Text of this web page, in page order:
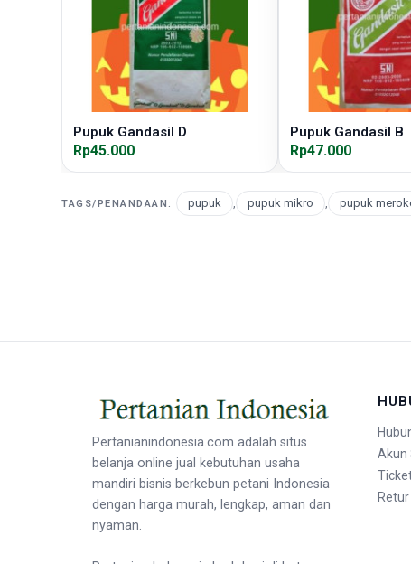
Pupuk Gandasil D
Rp45.000
Pupuk Gandasil B
Rp47.000
TAGS/PENANDAAN: pupuk , pupuk mikro , pupuk
Pertanianindonesia.com adalah situs
belanja online jual kebutuhan usaha
mandiri bisnis berkebun petani Indonesia
dengan harga murah, lengkap, aman dan
nyaman.
Akun